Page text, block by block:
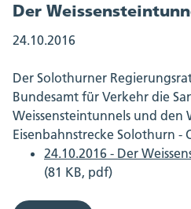
Der
24.10.2016
Der Solothurner
Bundesamt für Verkehr die
Weissensteintunnels und den
Eisenbahnstrecke Solothurn -
24.10.2016 - Der
(81 KB, pdf)